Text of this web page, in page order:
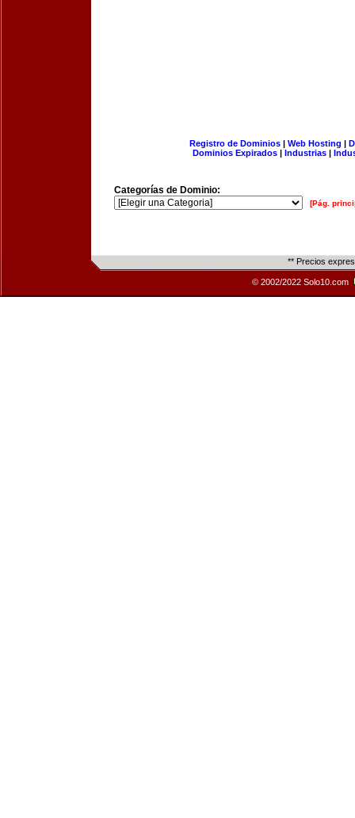
Registro de Dominios| Web Hosting |
Dominios Expirados | Industrias |
Categorías de Dominio:
[Pág.
** Precios
© 2002/2022 Solo10.com